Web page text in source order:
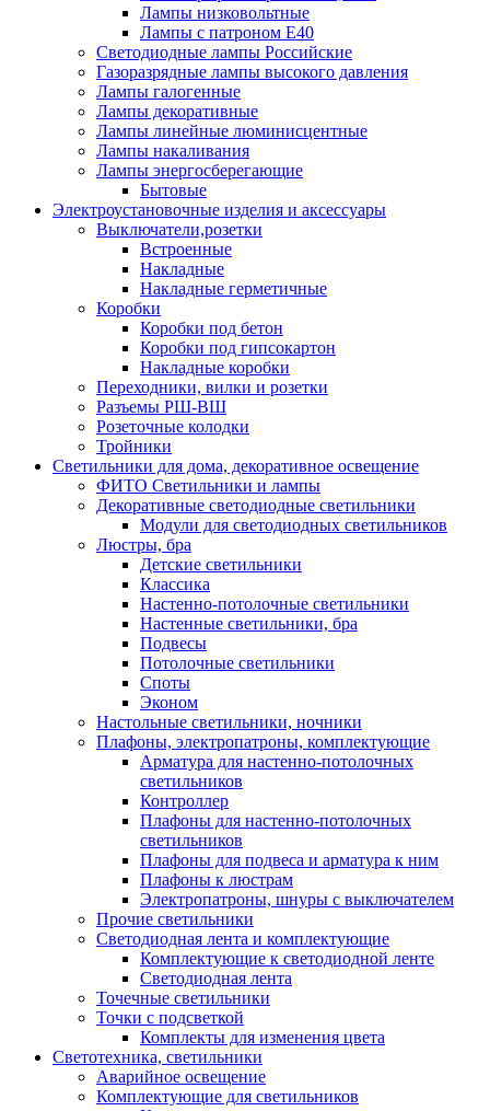
Лампы низковольтные
Лампы с патроном Е40
Светодиодные лампы Российские
Газоразрядные лампы высокого давления
Лампы галогенные
Лампы декоративные
Лампы линейные люминисцентные
Лампы накаливания
Лампы энергосберегающие
Бытовые
Электроустановочные изделия и аксессуары
Выключатели,розетки
Встроенные
Накладные
Накладные герметичные
Коробки
Коробки под бетон
Коробки под гипсокартон
Накладные коробки
Переходники, вилки и розетки
Разъемы РШ-ВШ
Розеточные колодки
Тройники
Светильники для дома, декоративное освещение
ФИТО Светильники и лампы
Декоративные светодиодные светильники
Модули для светодиодных светильников
Люстры, бра
Детские светильники
Классика
Настенно-потолочные светильники
Настенные светильники, бра
Подвесы
Потолочные светильники
Споты
Эконом
Настольные светильники, ночники
Плафоны, электропатроны, комплектующие
Арматура для настенно-потолочных
светильников
Контроллер
Плафоны для настенно-потолочных
светильников
Плафоны для подвеса и арматура к ним
Плафоны к люстрам
Электропатроны, шнуры с выключателем
Прочие светильники
Светодиодная лента и комплектующие
Комплектующие к светодиодной ленте
Светодиодная лента
Точечные светильники
Точки с подсветкой
Комплекты для изменения цвета
Светотехника, светильники
Аварийное освещение
Комплектующие для светильников